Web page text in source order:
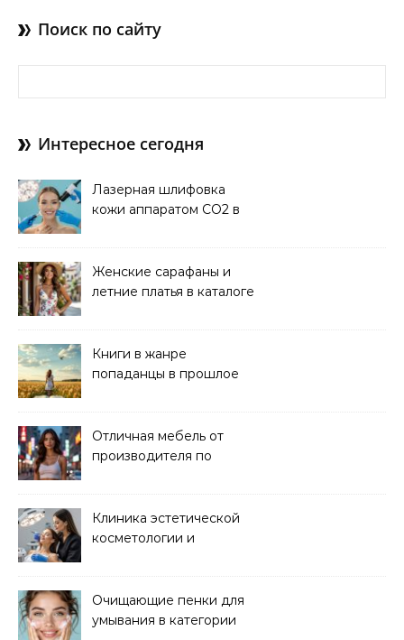
Поиск по сайту
Интересное сегодня
Лазерная шлифовка
кожи аппаратом CO2 в
Женские сарафаны и
летние платья в каталоге
Книги в жанре
попаданцы в прошлое
Отличная мебель от
производителя по
Клиника эстетической
косметологии и
Очищающие пенки для
умывания в категории